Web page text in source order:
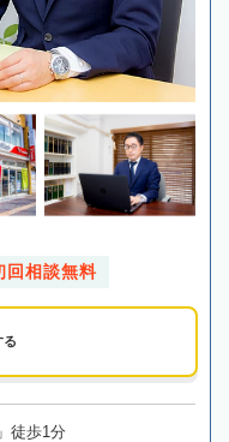
回相談無料
る
徒歩1分